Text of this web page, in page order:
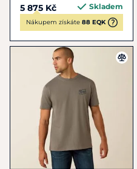
5 875 Kč Skladem
Nákupem získáte 88 EQK